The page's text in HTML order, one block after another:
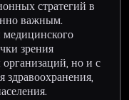
стратегий в
важным.
зрения
но и с